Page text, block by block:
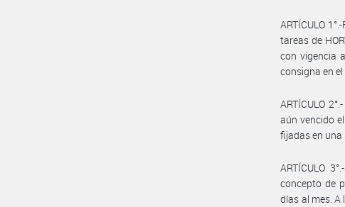
ARTÍCULO
tareas de
con vigencia
consigna en
ARTÍCULO
aún vencido
fijadas en una
ARTÍCULO
concepto de
días al mes.